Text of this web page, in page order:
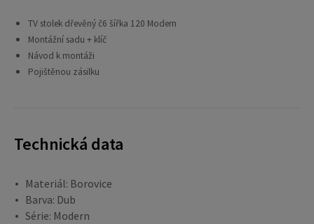
TV stolek dřevěný č6 šířka 120 Modern
Montážní sadu + klíč
Návod k montáži
Pojištěnou zásilku
Technická data
Materiál: Borovice
Barva: Dub
Série: Modern